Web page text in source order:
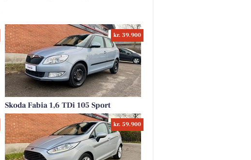
kr. 39.900
Skoda Fabia 1,6 TDi 105 Sport
kr. 59.900